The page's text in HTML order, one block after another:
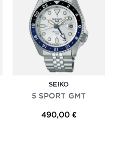
SEIKO
5 SPORT GMT
490,00 €